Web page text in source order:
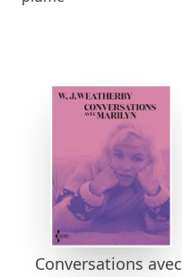
Conversations avec